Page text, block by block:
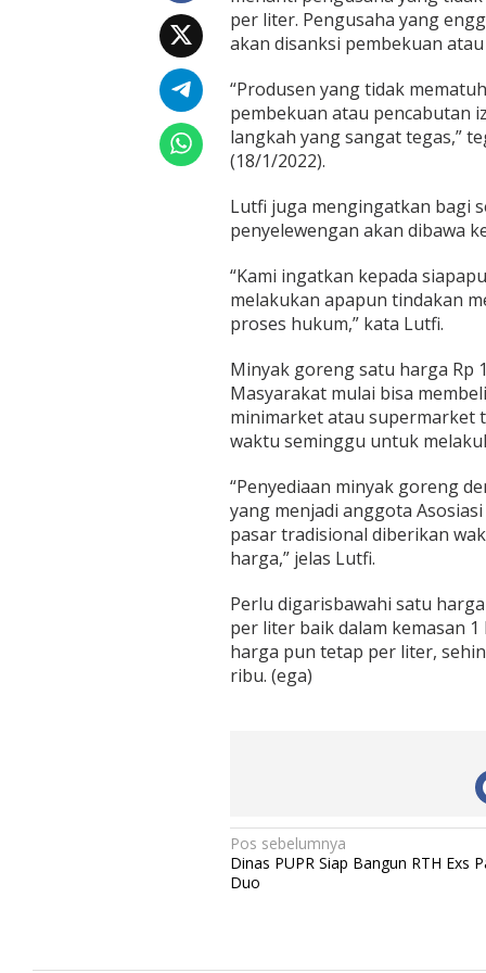
i
t
e
I
i
S
a
k
s
y
a
per liter. Pengusaha yang
akan disanksi pembekuan
“Produsen yang tidak
pembekuan atau pencabutan
langkah yang sangat tegas,”
(18/1/2022).
Lutfi juga mengingatkan bagi
penyelewengan akan dibawa
“Kami ingatkan kepada
melakukan apapun tindakan
proses hukum,” kata Lutfi.
Minyak goreng satu harga Rp
Masyarakat mulai bisa
minimarket atau supermarket
waktu seminggu untuk
“Penyediaan minyak goreng
yang menjadi anggota
pasar tradisional diberikan
harga,” jelas Lutfi.
Perlu digarisbawahi satu
per liter baik dalam kemasan
harga pun tetap per liter,
ribu. (ega)
N
a
Pos sebelumnya
Dinas PUPR Siap Bangun RTH Exs
Duo